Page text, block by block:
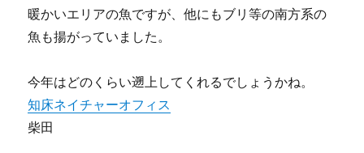
暖かいエリアの魚ですが、他にもブリ等の南方系の
魚も揚がっていました。
今年はどのくらい遡上してくれるでしょうかね。
知床ネイチャーオフィス
柴田